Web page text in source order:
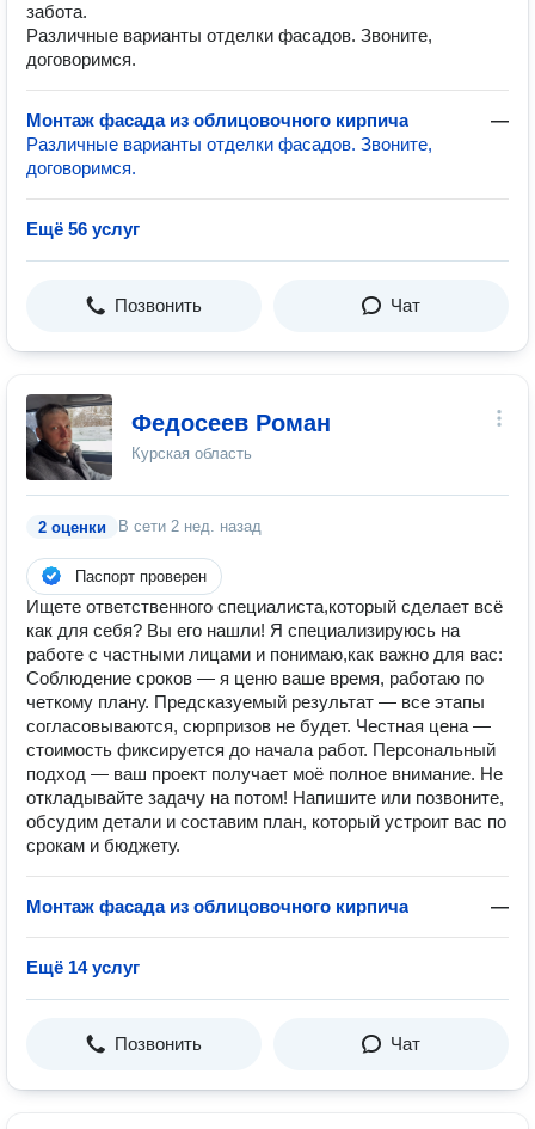
забота.
Различные варианты отделки фасадов. Звоните,
договоримся.
Монтаж фасада из облицовочного кирпича
—
Различные варианты отделки фасадов. Звоните,
договоримся.
Ещё 56 услуг
Позвонить Чат
Федосеев Роман
Курская область
2 оценки В сети 2 нед. назад
Паспорт проверен
Ищете ответственного специалиста,который сделает всё
как для себя? Вы его нашли! Я специализируюсь на
работе с частными лицами и понимаю,как важно для вас:
Соблюдение сроков — я ценю ваше время, работаю по
четкому плану. Предсказуемый результат — все этапы
согласовываются, сюрпризов не будет. Честная цена —
стоимость фиксируется до начала работ. Персональный
подход — ваш проект получает моё полное внимание. Не
откладывайте задачу на потом! Напишите или позвоните,
обсудим детали и составим план, который устроит вас по
срокам и бюджету.
Монтаж фасада из облицовочного кирпича —
Ещё 14 услуг
Позвонить Чат